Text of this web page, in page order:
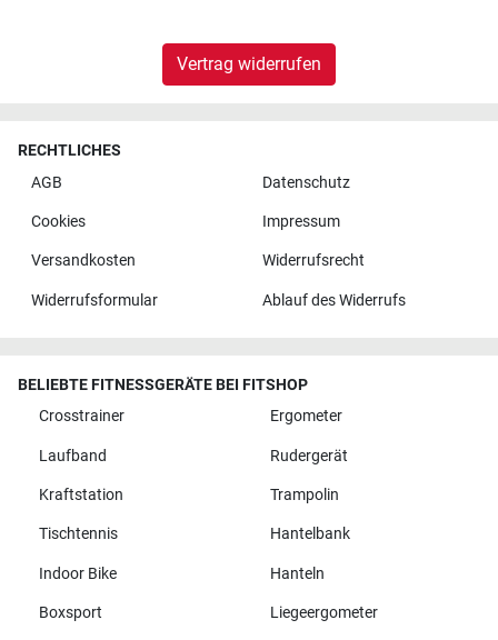
Vertrag widerrufen
RECHTLICHES
AGB
Datenschutz
Cookies Impressum
Versandkosten Widerrufsrecht
Widerrufsformular Ablauf des Widerrufs
BELIEBTE FITNESSGERÄTE BEI FITSHOP
Crosstrainer
Ergometer
Laufband Rudergerät
Kraftstation Trampolin
Tischtennis Hantelbank
Indoor Bike Hanteln
Boxsport Liegeergometer